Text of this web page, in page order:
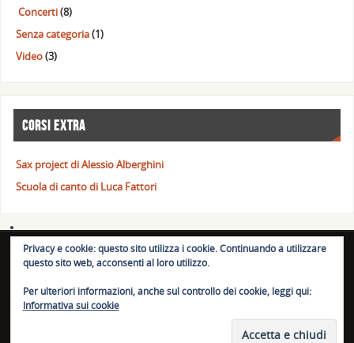
Concerti(8)
Senza categoria(1)
Video(3)
CORSI EXTRA
Sax project di Alessio Alberghini
Scuola di canto di Luca Fattori
© BassLab.it 2023. BassLab.it è un marchio registrato per l'Italia.
POWERED BY
Privacy e cookie: questo sito utilizza i cookie. Continuando a utilizzare
questo sito web, acconsenti al loro utilizzo.
Per ulteriori informazioni, anche sul controllo dei cookie, leggi qui:
Informativa sui cookie